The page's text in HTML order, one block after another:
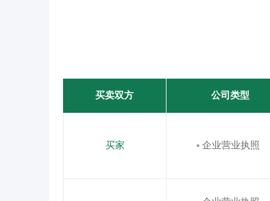
买卖双方 公司类型
买家 企业营业执照